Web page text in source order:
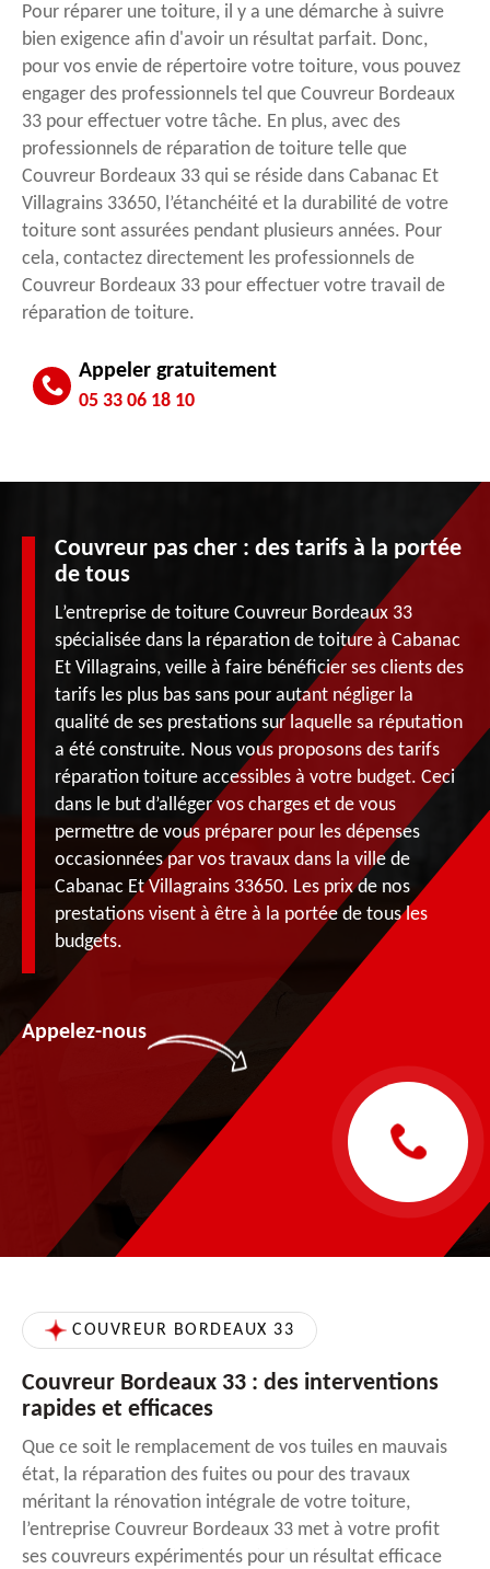
Pour réparer une toiture, il y a une démarche à suivre
bien exigence afin d'avoir un résultat parfait. Donc,
pour vos envie de répertoire votre toiture, vous pouvez
engager des professionnels tel que Couvreur Bordeaux
33 pour effectuer votre tâche. En plus, avec des
professionnels de réparation de toiture telle que
Couvreur Bordeaux 33 qui se réside dans Cabanac Et
Villagrains 33650, l’étanchéité et la durabilité de votre
toiture sont assurées pendant plusieurs années. Pour
cela, contactez directement les professionnels de
Couvreur Bordeaux 33 pour effectuer votre travail de
réparation de toiture.
Appeler gratuitement
05 33 06 18 10
Couvreur pas cher : des tarifs à la portée
de tous
L’entreprise de toiture Couvreur Bordeaux 33
spécialisée dans la réparation de toiture à Cabanac
Et Villagrains, veille à faire bénéficier ses clients des
tarifs les plus bas sans pour autant négliger la
qualité de ses prestations sur laquelle sa réputation
a été construite. Nous vous proposons des tarifs
réparation toiture accessibles à votre budget. Ceci
dans le but d’alléger vos charges et de vous
permettre de vous préparer pour les dépenses
occasionnées par vos travaux dans la ville de
Cabanac Et Villagrains 33650. Les prix de nos
prestations visent à être à la portée de tous les
budgets.
Appelez-nous
COUVREUR BORDEAUX 33
Couvreur Bordeaux 33 : des interventions
rapides et efficaces
Que ce soit le remplacement de vos tuiles en mauvais
état, la réparation des fuites ou pour des travaux
méritant la rénovation intégrale de votre toiture,
l’entreprise Couvreur Bordeaux 33 met à votre profit
ses couvreurs expérimentés pour un résultat efficace